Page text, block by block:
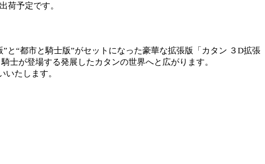
荷予定です。
“都市と騎士版”がセットになった豪華な拡張版「カタン ３D拡張
士が登場する発展したカタンの世界へと広がります。
たします。